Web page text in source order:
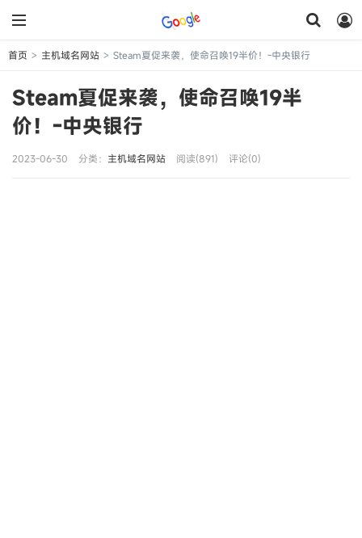
首页 > 主机域名网站 > Steam夏促来袭，使命召唤19半价！-中央银行
Steam夏促来袭，使命召唤19半
价！-中央银行
2023-06-30 分类： 主机域名网站 阅读(891) 评论(0)